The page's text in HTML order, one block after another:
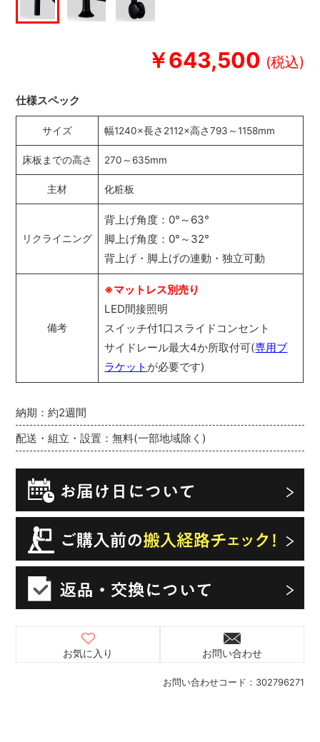
￥643,500
お問い合わせコード： 302796271
納期：約2週間
配送・組立・設置：無料(一部地域除く)
お気に入り お問い合わせ
仕様スペック
サイズ 幅1240×長さ2112×高さ793～1158mm
床板までの高さ 270～635mm
主材 化粧板
リクライニング
背上げ角度：0°～63°
脚上げ角度：0°～32°
背上げ・脚上げの連動・独立可動
備考
※マットレス別売り
LED間接照明
スイッチ付1口スライドコンセント
サイドレール最大4か所取付可(専用ブ
ラケット が必要です)